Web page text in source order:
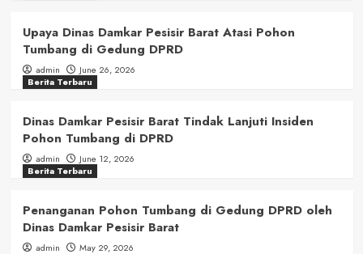
Upaya Dinas Damkar Pesisir Barat Atasi Pohon
Tumbang di Gedung DPRD
admin
June 26, 2026
Berita Terbaru
Dinas Damkar Pesisir Barat Tindak Lanjuti Insiden
Pohon Tumbang di DPRD
admin
June 12, 2026
Berita Terbaru
Penanganan Pohon Tumbang di Gedung DPRD oleh
Dinas Damkar Pesisir Barat
admin May 29, 2026